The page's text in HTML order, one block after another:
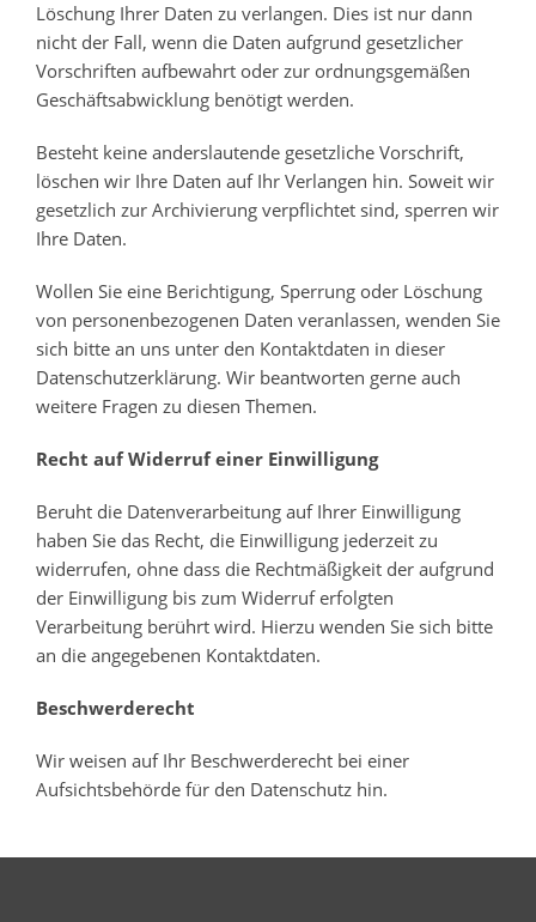
Löschung Ihrer Daten zu verlangen. Dies ist nur dann
nicht der Fall, wenn die Daten aufgrund gesetzlicher
Vorschriften aufbewahrt oder zur ordnungsgemäßen
Geschäftsabwicklung benötigt werden.
Besteht keine anderslautende gesetzliche Vorschrift,
löschen wir Ihre Daten auf Ihr Verlangen hin. Soweit wir
gesetzlich zur Archivierung verpflichtet sind, sperren wir
Ihre Daten.
Wollen Sie eine Berichtigung, Sperrung oder Löschung
von personenbezogenen Daten veranlassen, wenden Sie
sich bitte an uns unter den Kontaktdaten in dieser
Datenschutzerklärung. Wir beantworten gerne auch
weitere Fragen zu diesen Themen.
Recht auf Widerruf einer Einwilligung
Beruht die Datenverarbeitung auf Ihrer Einwilligung
haben Sie das Recht, die Einwilligung jederzeit zu
widerrufen, ohne dass die Rechtmäßigkeit der aufgrund
der Einwilligung bis zum Widerruf erfolgten
Verarbeitung berührt wird. Hierzu wenden Sie sich bitte
an die angegebenen Kontaktdaten.
Beschwerderecht
Wir weisen auf Ihr Beschwerderecht bei einer
Aufsichtsbehörde für den Datenschutz hin.